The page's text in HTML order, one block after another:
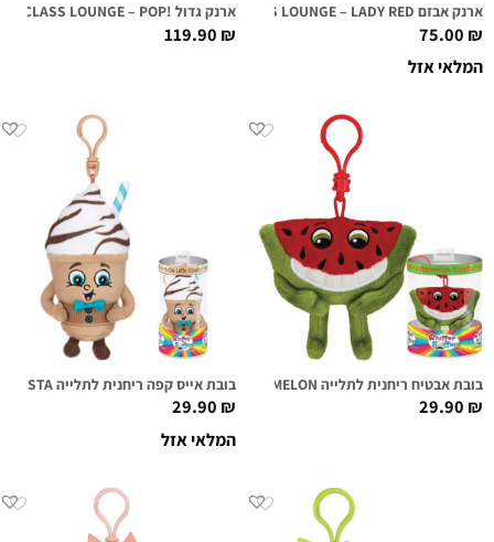
ארנק אבזם FIRST CLASS LOUNGE – LADY RED
75.00₪
המלאי אזל
ארנק גדול !FIRST CLASS LOUNGE – POP
119.90₪
בובת אבטיח ריחנית לתלייה MILTON MELON
29.90₪
בובת אייס קפה ריחנית לתלייה BENNY BARISTA
29.90₪
המלאי אזל